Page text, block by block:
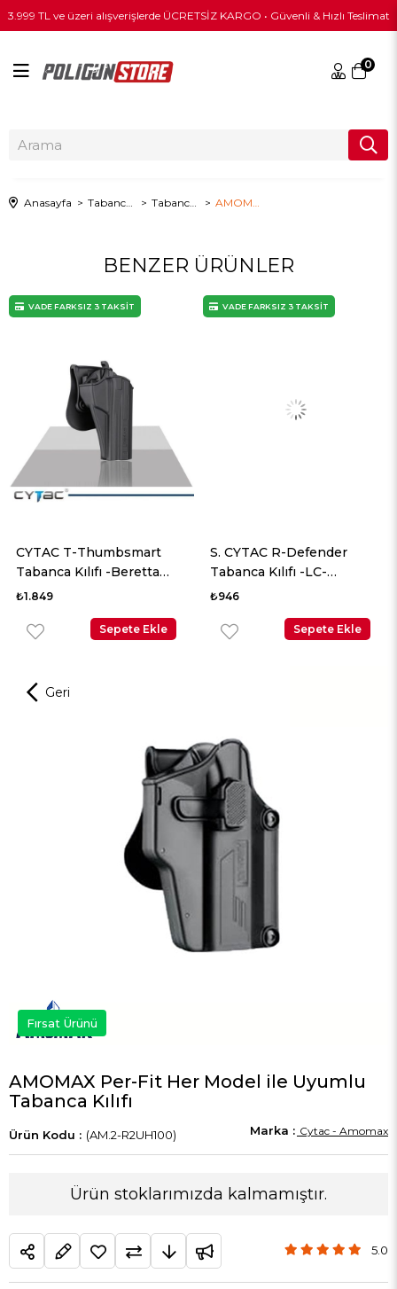
3.999 TL ve üzeri alışverişlerde ÜCRETSİZ KARGO • Güvenli & Hızlı Teslimat
0
Anasayfa
BENZER ÜRÜNLER
CYTAC T-Thumbsmart
Tabanca Kılıfı -Beretta
92,...
₺1.849
Sepete Ekle
VADE FARKSIZ 3 TAKSİT
S. CYTAC R-Defender
Tabanca Kılıfı -LC-
380,LC9,...
₺946
Sepete Ekle
VADE FARKSIZ 3 TAKSİT
Fırsat Ürünü
AMOMAX Per-Fit Her Model ile Uyumlu
Tabanca Kılıfı
(AM.2-R2UH100) Cytac - Amomax
Ürün stoklarımızda kalmamıştır.
5.0